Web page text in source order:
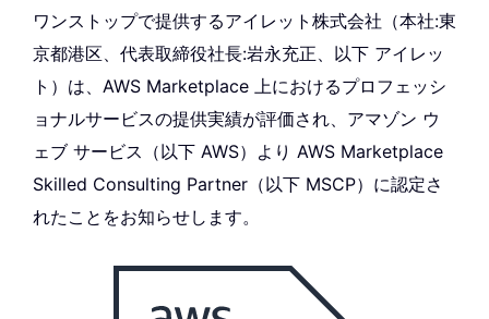
ワンストップで提供するアイレット株式会社（本社:東
京都港区、代表取締役社長:岩永充正、以下 アイレッ
ト）は、AWS Marketplace 上におけるプロフェッシ
ョナルサービスの提供実績が評価され、アマゾン ウ
ェブ サービス（以下 AWS）より AWS Marketplace
Skilled Consulting Partner（以下 MSCP）に認定さ
れたことをお知らせします。